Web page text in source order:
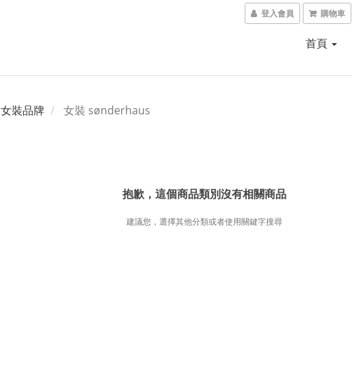
登入會員 購物車
首頁
女裝品牌 女裝 sønderhaus
抱歉，這個商品類別沒有相關商品
建議您，選擇其他分類或者使用關鍵字搜尋